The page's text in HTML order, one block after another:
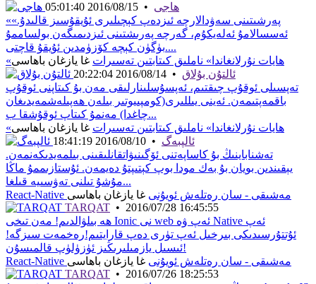
ھاجى •
2016/08/15 05:01:40
«پەرشىتىنى سەۋدالارچە ئىزدەپ كېچىلىرى ئ‍ۇيقۇسىز قالىدۇ.»
ئەسسالامۇ ئەلەيكۇم، گەرچە پەرىشتىنى ئىزدىمىگەن بولساممۇ
بۈگۈن كېچە كۆزۈمدىن ئۇيقۇ قاچتى....
«ھايات نۇرلانغاندا» ناملىق كىتابتىن تەسىرات غا يازغان باھاسى
ئالتۇن بۇلاق •
2016/08/14 20:22:04
تەپسىلى ئوقۇپ چىقتىم، ئەپسۇسلىنارلىقى مەن بۇ كىتاپنى ئوقۇپ
باقمەپتىمەن. ئەينى يىللىرى(كومپىيوتىر بىلەن ھەپىلەشمەيدىغان
چاغدا) مەنمۇ كىتاپ ئوقۇشقا ب...
«ھايات نۇرلانغاندا» ناملىق كىتابتىن تەسىرات غا يازغان باھاسى
ئالپبەگ •
2016/08/10 18:41:19
تەشناباينىڭ بۇ كاساپەتنى ئۆگىنىۋاتقانلىقىنى بىلمەيدىكەنمەن.
يېقىندىن بويان بۇ بەك مودا بوپ كېتىپتۇ دەيمەن. ئۇستازىممۇ ماڭا
مۇشۇ تىلنى تەۋسىيە قىلغا...
React-Native مەشىقى - سان رەتلەش ئويۇنى غا يازغان باھاسى
TARQAT • 2016/07/28 16:45:55
ھە بىلۋالدىم! مەن تىخى Ionic نى web ئەپ ۋە Native ئەپ
ئۇتتۇرسىدىكى بىرخىل ئەپ تۈرى دەپ قارايتىم!رەخمەت سىزگە!
ئىسىل يازمىلىرىڭىز ئ‍ۈزۈلۈپ قالمىسۇن!
React-Native مەشىقى - سان رەتلەش ئويۇنى غا يازغان باھاسى
TARQAT • 2016/07/26 18:25:53